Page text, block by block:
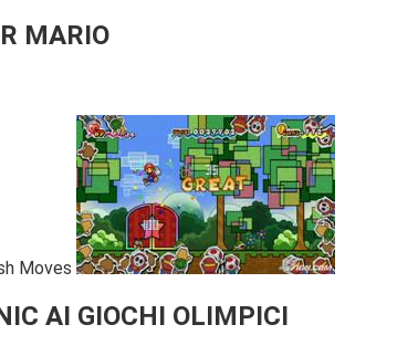
MARIO
Moves
AI GIOCHI OLIMPICI